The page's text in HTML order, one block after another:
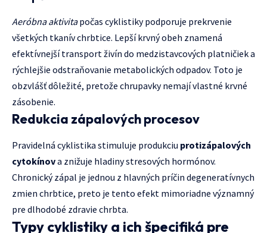
Aeróbna aktivitapočas cyklistiky podporuje prekrvenie
všetkých tkanív chrbtice. Lepší krvný obeh znamená
efektívnejší transport živín do medzistavcových platničiek a
rýchlejšie odstraňovanie metabolických odpadov. Toto je
obzvlášť dôležité, pretože chrupavky nemají vlastné krvné
zásobenie.
Redukcia zápalových procesov
Pravidelná cyklistika stimuluje produkciu protizápalových
cytokínova znižuje hladiny stresových hormónov.
Chronický zápal je jednou z hlavných príčin degeneratívnych
zmien chrbtice, preto je tento efekt mimoriadne významný
pre dlhodobé zdravie chrbta.
Typy cyklistiky a ich špecifiká pre